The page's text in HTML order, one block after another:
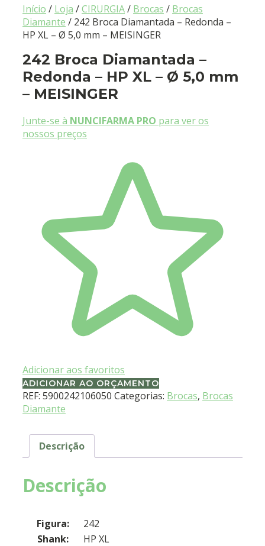
Início / Loja /CIRURGIA/ Brocas / Brocas
Diamante / 242 Broca Diamantada – Redonda –
HP XL – Ø 5,0 mm – MEISINGER
242 Broca Diamantada –
Redonda – HP XL – Ø 5,0 mm
– MEISINGER
Junte-se à NUNCIFARMA PRO para ver os
nossos preços
Adicionar aos favoritos
ADICIONAR AO ORÇAMENTO
REF: 5900242106050 Categorias: Brocas, Brocas
Diamante
Descrição
Descrição
Figura:
242
Shank:
HP XL